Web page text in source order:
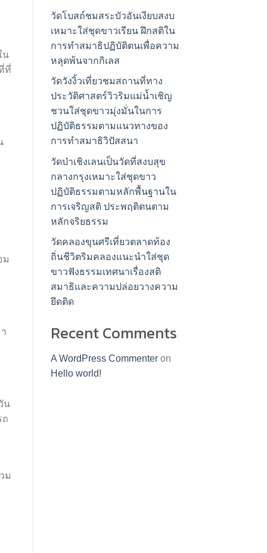
น
ที่
ม
น
ถ
ม
วัดโบสถ์ชมสระบัวอันเงียบสงบ
เหมาะใส่ชุดขาวเรียน ฝึกสติใน
การทำสมาธิปฏิบัติตนเพื่อความ
หลุดพ้นจากกิเลส
วัดวังงิ้วเที่ยวชมสถานที่ทาง
ประวัติศาสตร์วิวริมแม่น้ำเชิญ
ชวนใส่ชุดขาวมุ่งมั่นในการ
ปฏิบัติธรรมตามแนวทางของ
การทำสมาธิวิปัสสนา
วัดป่าเชิงเลนเป็นวัดที่สงบสุข
กลางกรุงเหมาะใส่ชุดขาว
ปฏิบัติธรรมตามหลักพื้นฐานใน
การเจริญสติ ประพฤติตนตาม
หลักจริยธรรม
วัดคลองขุนศรีเที่ยวตลาดท้อง
ถิ่นชีวิตริมคลองแนะนำใส่ชุด
ขาวฟังธรรมเทศนาเรื่องสติ
สมาธิและความปล่อยวางความ
ยึดติด
Recent Comments
A WordPress Commenteron
Hello world!